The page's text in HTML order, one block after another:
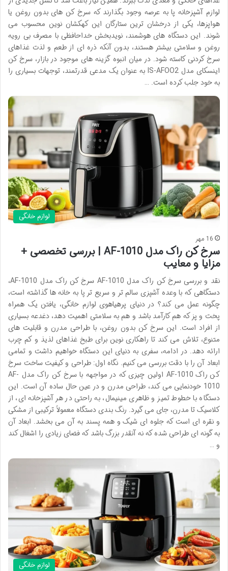
لوازم آشپزخانه پا به عرصه وجود بگذارند که سرخ کن های بدون روغن یا
هواپزها، یکی از درخشان ترین ستارگان این کهکشان نوین محسوب می
شوند. این دستگاه های هوشمند، نویدبخش خداحافظی با مصرف بی رویه
روغن و سلامتی بیشتر هستند، بدون آنکه ذره ای از طعم و لذت غذاهای
سرخ کردنی کاسته شود. در میان انبوه گزینه های موجود در بازار، سرخ کن
اینسکای مدل IS-AFOO2 به عنوان یک مدعی قدرتمند، توجهات بسیاری را
به خود جلب کرده است. …
لوازم خانگی
16 مهر
سرخ کن راک مدل AF-1010 | بررسی تخصصی +
مزایا و معایب
نقد و بررسی سرخ کن راک مدل AF-1010 سرخ کن راک مدل AF-1010،
دستگاهی که با وعده آشپزی سالم تر و سریع تر پا به خانه ها گذاشته است،
چگونه عمل می کند؟ در دنیای پرهیاهوی لوازم خانگی، یافتن یک همراه
پخت و پز که هم کارآمد باشد و هم به سلامتی اهمیت دهد، دغدعه بسیاری
از افراد است. این سرخ کن بدون روغن، با طراحی مدرن و قابلیت های
متنوع، تلاش می کند تا راهکاری نوین برای طبخ غذاهای لذیذ و کم چرب
ارائه دهد. در ادامه، سفری به دنیای این دستگاه خواهیم داشت و تمامی
ابعاد آن را با دقت بررسی می کنیم. نگاه اول: طراحی و کیفیت ساخت سرخ
کن راک AF-1010 اولین چیزی که در مواجهه با سرخ کن راک مدل AF-
1010 خودنمایی می کند، طراحی مدرن و در عین حال ساده آن است. این
دستگاه با خطوط تمیز و ظاهری مینیمال، به راحتی در هر آشپزخانه ای، از
کلاسیک تا مدرن، جای می گیرد. رنگ بندی دستگاه معمولاً ترکیبی از مشکی
و نقره ای است که جلوه ای شیک و همه پسند به آن می بخشد. ابعاد آن
به گونه ای طراحی شده که نه آنقدر بزرگ باشد که فضای زیادی را اشغال کند
و …
لوازم خانگی